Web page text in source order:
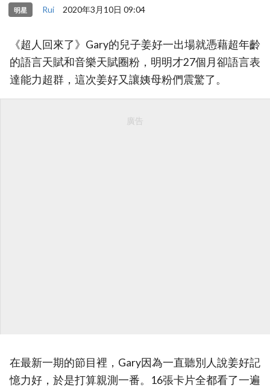
明星 Rui 2020年3月10日 09:04
《超人回來了》Gary的兒子姜好一出場就憑藉超年齡
的語言天賦和音樂天賦圈粉，明明才27個月卻語言表
達能力超群，這次姜好又讓姨母粉們震驚了。
廣告
在最新一期的節目裡，Gary因為一直聽別人說姜好記
憶力好，於是打算親測一番。16張卡片全都看了一遍